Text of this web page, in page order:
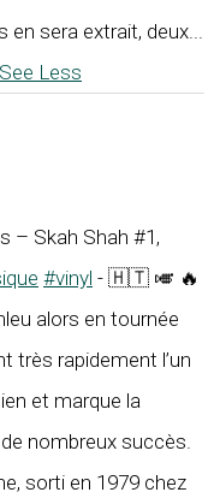
sera extrait, deux...
See Less
– Skah Shah #1,
#vinyl - 🇭🇹 🎺 🔥
alors en tournée
très rapidement l’un
et marque la
nombreux succès.
sorti en 1979 chez